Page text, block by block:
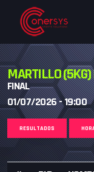
MARTILLO
FINAL
01/07/2026 - 19:00
RESULTADOS